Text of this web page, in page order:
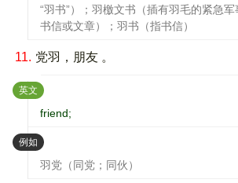
“羽书”）；羽檄文书（插有羽毛的紧急
书信或文章）；羽书（指书信）
11. 党羽，朋友 。
英文 ：
friend;
例如 ：
羽党（同党；同伙）